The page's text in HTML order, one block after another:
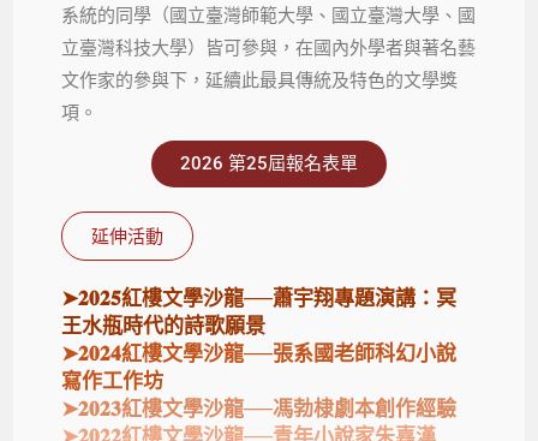
系統的同學（國立臺灣師範大學、國立臺灣大學、國
立臺灣科技大學）皆可參與，在國內外學者與著名藝
文作家的參與下，延續此最具傳統及特色的文學獎
項。
2026 第25屆報名表單
延伸活動
➤𝟐𝟎𝟐𝟓紅樓文學沙龍──蕭宇翔專題演講：冥
王水瓶時代的詩歌願景
➤𝟐𝟎𝟐𝟒紅樓文學沙龍──張系國老師科幻小說
寫作工作坊
➤𝟐𝟎𝟐𝟑紅樓文學沙龍──馮勃棣劇本創作經驗